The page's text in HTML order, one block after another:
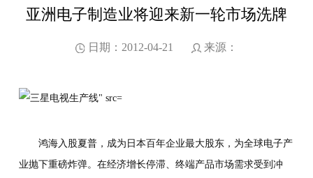
亚洲电子制造业将迎来新一轮市场洗牌
日期：2012-04-21 来源：
鸿海入股夏普，成为日本百年企业最大股东，为全球电子产
业抛下重磅炸弹。在经济增长停滞、终端产品市场需求受到冲